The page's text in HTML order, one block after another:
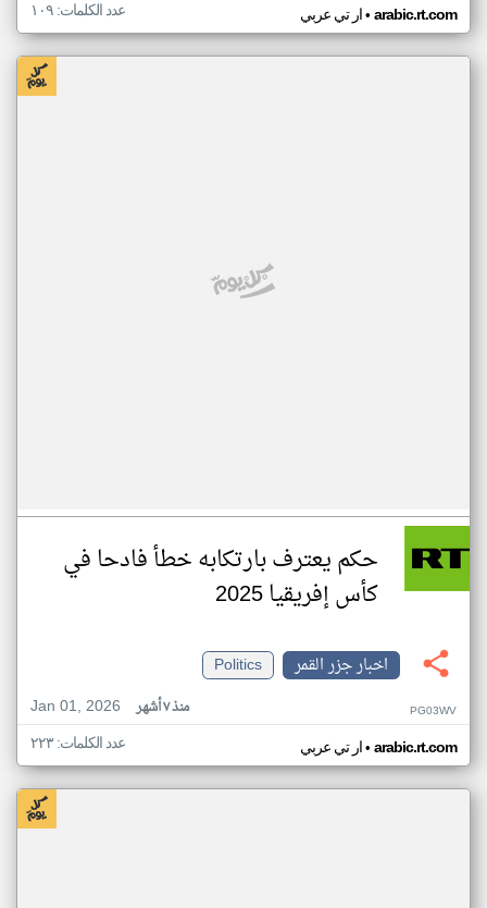
ار تي عربي• arabic.rt.com عدد الكلمات: ١٠٩
حكم يعترف بارتكابه خطأ فادحا في
كأس إفريقيا 2025
اخبار جزر القمر
Politics
Jan 01, 2026
منذ ٧ أشهر PG03WV
ار تي عربي• arabic.rt.com عدد الكلمات: ٢٢٣